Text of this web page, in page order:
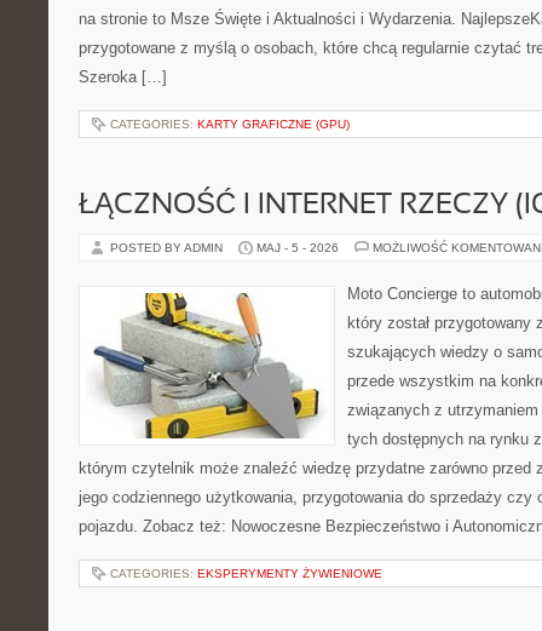
na stronie to Msze Święte i Aktualności i Wydarzenia.
przygotowane z myślą o osobach, które chcą regularnie czytać
Szeroka […]
CATEGORIES: KARTY GRAFICZNE (GPU)
ŁĄCZNOŚĆ I INTERNET RZECZY
POSTED BY ADMIN MAJ - 5 - 2026 MOŻLIWOŚĆ
Moto Concierge to
który został przygotowany
szukających wiedzy o
przede wszystkim na
związanych z utrzymaniem
tych dostępnych na rynku
którym czytelnik może znaleźć wiedzę przydatne zarówno przed
jego codziennego użytkowania, przygotowania do sprzedaży czy
pojazdu. Zobacz też: Nowoczesne Bezpieczeństwo i
CATEGORIES: EKSPERYMENTY ŻYWIENIOWE